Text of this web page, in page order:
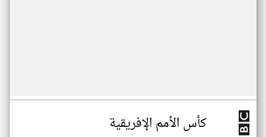
كأس الأمم الإفريقية